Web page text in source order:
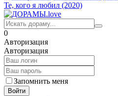
Те, кого я любил (2020)
0
Авторизация
Авторизация
Запомнить меня
Войти